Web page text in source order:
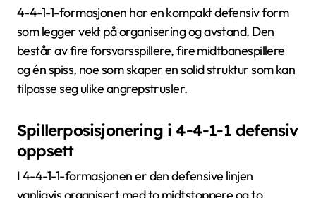
4-4-1-1-formasjonen har en kompakt defensiv form
som legger vekt på organisering og avstand. Den
består av fire forsvarsspillere, fire midtbanespillere
og én spiss, noe som skaper en solid struktur som kan
tilpasse seg ulike angrepstrusler.
Spillerposisjonering i 4-4-1-1 defensiv
oppsett
I 4-4-1-1-formasjonen er den defensive linjen
vanligvis organisert med to midtstoppere og to